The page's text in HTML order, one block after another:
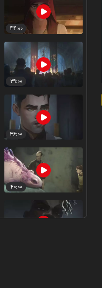
۴۴:۰۰
۳۹:۰۰
۳۶:۰۰
۴۰:۰۰